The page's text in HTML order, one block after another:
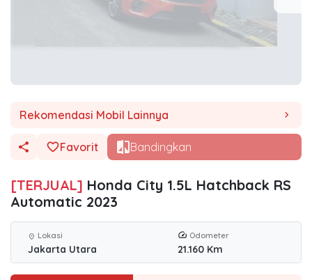
Rekomendasi Mobil Lainnya chevron_right
Favorit Bandingkan
[TERJUAL] Honda City 1.5L Hatchback RS
Automatic 2023
location_on Lokasi
Jakarta Utara
Odometer
21.160 Km